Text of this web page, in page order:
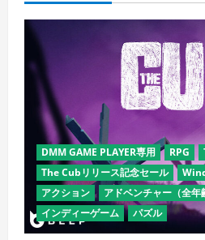
DMM GAME PLAYER専用 RPG
The Cubリリース記念セール
アクション
アドベンチャー（全年
インディーゲーム
パズル